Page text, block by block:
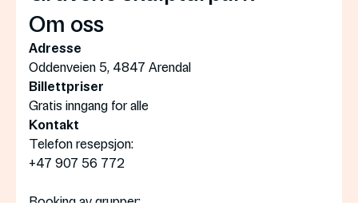
Om oss
Adresse
Oddenveien 5, 4847 Arendal
Billettpriser
Gratis inngang for alle
Kontakt
Telefon resepsjon:
+47 907 56 772
Booking av grupper: